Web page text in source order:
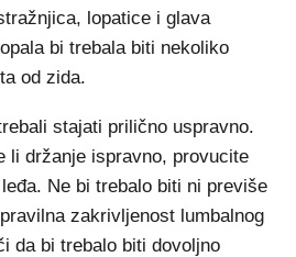
lopatice i glava
bi trebala biti nekoliko
od zida.
stajati prilično uspravno.
li držanje ispravno, provucite
Ne bi trebalo biti ni previše
zakrivljenost lumbalnog
da bi trebalo biti dovoljno